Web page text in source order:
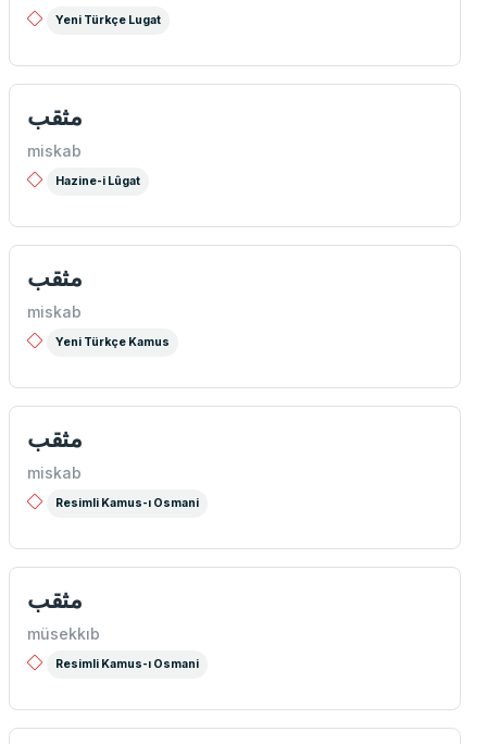
Yeni Türkçe Lugat
مثقب
miskab
Hazine-i Lûgat
مثقب
miskab
Yeni Türkçe Kamus
مثقب
miskab
Resimli Kamus-ı Osmani
مثقب
müsekkıb
Resimli Kamus-ı Osmani